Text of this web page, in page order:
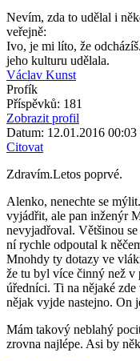
Nevím, zda to udělal i
veřejně:
Ivo, je mi líto, že
jeho kulturu udělala.
Václav Kunst
Profík
Příspěvků: 181
Zobrazit profil
Datum: 12.01.2016 00:03
Citovat
Zdravím.Letos poprvé.
Alenko, nenechte se
vyjádřit, ale pan inženýr
nevyjadřoval. Většinou se
ní rychle odpoutal k
Mnohdy ty dotazy ve
že tu byl více činný než v
úředníci. Ti na nějaké
nějak vyjde nastejno. On
Mám takový neblahý
zrovna najlépe. Asi by